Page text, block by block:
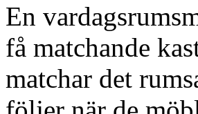
En
få matchande
matchar det